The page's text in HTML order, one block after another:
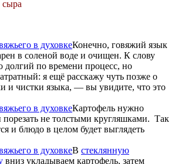
сыра
Конечно, говяжий язык
в соленой воде и очищен. К слову
долгий по времени процесс, но
я ещё расскажу чуть позже о
и чистки языка, — вы увидите, что это
Картофель нужно
не толстыми кругляшками. Так
и блюдо в целом будет выглядеть
В стеклянную
вниз укладываем картофель, затем